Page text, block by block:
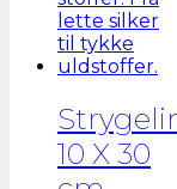
10 X 30